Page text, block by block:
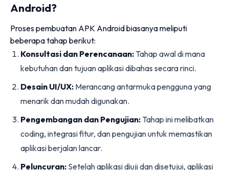
Android?
Proses pembuatan APK Android biasanya meliputi
beberapa tahap berikut:
Konsultasi dan Perencanaan: Tahap awal di mana
kebutuhan dan tujuan aplikasi dibahas secara rinci.
Desain UI/UX: Merancang antarmuka pengguna yang
menarik dan mudah digunakan.
Pengembangan dan Pengujian: Tahap ini melibatkan
coding, integrasi fitur, dan pengujian untuk memastikan
aplikasi berjalan lancar.
Peluncuran: Setelah aplikasi diuji dan disetujui, aplikasi